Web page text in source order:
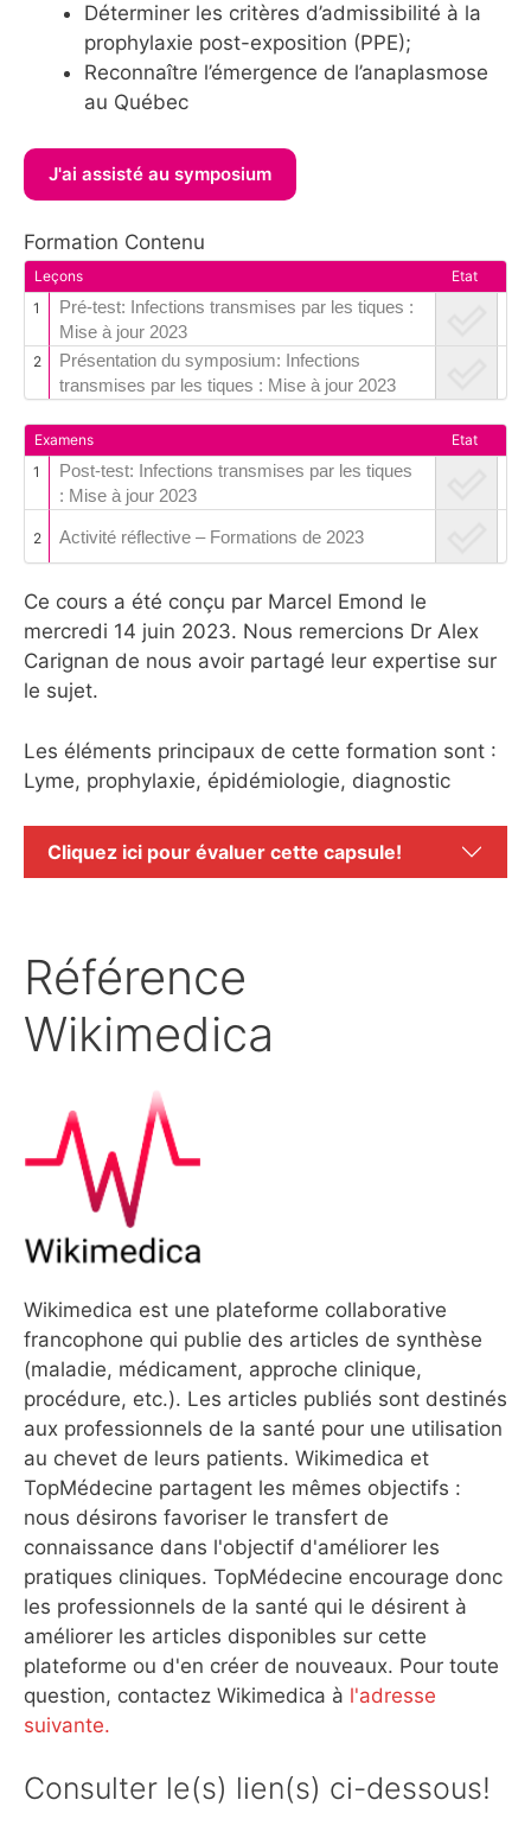
Déterminer les critères d’admissibilité à la
prophylaxie post-exposition (PPE);
Reconnaître l’émergence de l’anaplasmose
au Québec
Formation Contenu
Leçons
Etat
1
Pré-test: Infections transmises par les tiques :
Mise à jour 2023
2
Présentation du symposium: Infections
transmises par les tiques : Mise à jour 2023
Examens
Etat
1
Post-test: Infections transmises par les tiques
: Mise à jour 2023
2 Activité réflective – Formations de 2023
Ce cours a été conçu par Marcel Emond le
mercredi 14 juin 2023. Nous remercions Dr Alex
Carignan de nous avoir partagé leur expertise sur
le sujet.
Les éléments principaux de cette formation sont :
Lyme, prophylaxie, épidémiologie, diagnostic
Cliquez ici pour évaluer cette capsule!
Référence
Wikimedica
Wikimedica est une plateforme collaborative
francophone qui publie des articles de synthèse
(maladie, médicament, approche clinique,
procédure, etc.). Les articles publiés sont destinés
aux professionnels de la santé pour une utilisation
au chevet de leurs patients. Wikimedica et
TopMédecine partagent les mêmes objectifs :
nous désirons favoriser le transfert de
connaissance dans l'objectif d'améliorer les
pratiques cliniques. TopMédecine encourage donc
les professionnels de la santé qui le désirent à
améliorer les articles disponibles sur cette
plateforme ou d'en créer de nouveaux. Pour toute
question, contactez Wikimedica à l'adresse
suivante.
Consulter le(s) lien(s) ci-dessous!